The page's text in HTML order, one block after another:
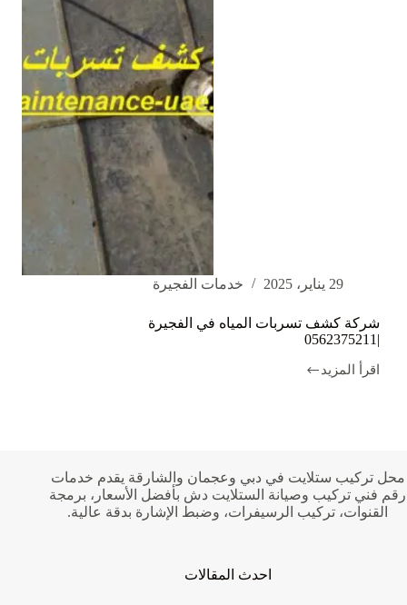
29 يناير، 2025 خدمات الفجيرة
شركة كشف تسربات المياه في الفجيرة
اقرأ المزيد
شركة
محل تركيب ستلايت في دبي وعجمان والشارقة يقدم خدمات
رقم فني تركيب وصيانة الستلايت دش بأفضل الأسعار، برمجة
القنوات، تركيب الرسيفرات، وضبط الإشارة بدقة عالية.
احدث المقالات